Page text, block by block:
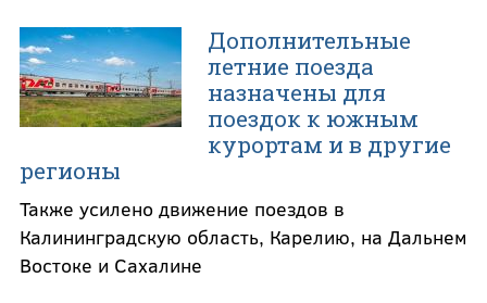
Дополнительные
летние поезда
назначены для
поездок к южным
курортам и в другие
регионы
Также усилено движение поездов в
Калининградскую область, Карелию, на Дальнем
Востоке и Сахалине